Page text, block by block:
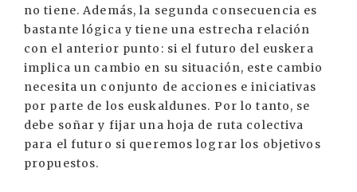
no tiene. Además, la segunda consecuencia es
bastante lógica y tiene una estrecha relación
con el anterior punto: si el futuro del euskera
implica un cambio en su situación, este cambio
necesita un conjunto de acciones e iniciativas
por parte de los euskaldunes. Por lo tanto, se
debe soñar y fijar una hoja de ruta colectiva
para el futuro si queremos lograr los objetivos
propuestos.